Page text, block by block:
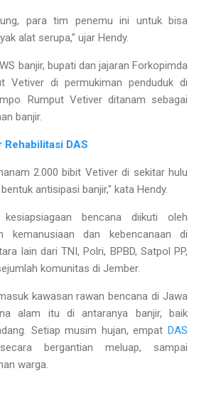
para tim penemu ini untuk bisa
alat serupa," ujar Hendy.
banjir, bupati dan jajaran Forkopimda
Vetiver di permukiman penduduk di
Rumput Vetiver ditanam sebagai
banjir.
Rehabilitasi DAS
2.000 bibit Vetiver di sekitar hulu
antisipasi banjir," kata Hendy.
bencana diikuti oleh
kemanusiaan dan kebencanaan di
lain dari TNI, Polri, BPBD, Satpol PP,
komunitas di Jember.
kawasan rawan bencana di Jawa
alam itu di antaranya banjir, baik
Setiap musim hujan, empat DAS
bergantian meluap, sampai
warga.